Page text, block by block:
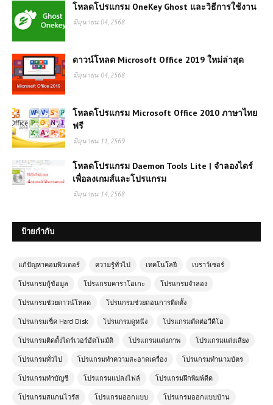
โหลดโปรแกรม OneKey Ghost และวิธีการใช้งาน
มิถุนายน 04, 2568
ดาวน์โหลด Microsoft Office 2019 ใหม่ล่าสุด
มิถุนายน 04, 2568
โหลดโปรแกรม Microsoft Office 2010 ภาษาไทย
ฟรี
มิถุนายน 11, 2569
โหลดโปรแกรม Daemon Tools Lite | จำลองไดร์
เพื่อลงเกมส์และโปรแกรม
มิถุนายน 14, 2568
ป้ายกำกับ
แก้ปัญหาคอมพิวเตอร์ ความรู้ทั่วไป เทคโนโลยี เบราว์เซอร์
โปรแกรมกู้ข้อมูล โปรแกรมคาราโอเกะ โปรแกรมจำลอง
โปรแกรมช่วยดาวน์โหลด โปรแกรมช่วยถอนการติดตั้ง
โปรแกรมเช็ค Hard Disk โปรแกรมดูหนัง โปรแกรมตัดต่อวีดีโอ
โปรแกรมติดตั้งไดร์เวอร์อัตโนมัติ โปรแกรมแต่งภาพ โปรแกรมแต่งเสียง
โปรแกรมทั่วไป โปรแกรมทำความสะอาดเครื่อง โปรแกรมทำนามบัตร
โปรแกรมทำบัญชี โปรแกรมแปลงไฟล์ โปรแกรมฝึกพิมพ์ดีด
โปรแกรมสแกนไวรัส โปรแกรมออกแบบ โปรแกรมออกแบบบ้าน